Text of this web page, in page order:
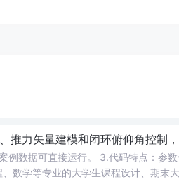
推力矢量建模和闭环俯仰角控制
工程、数学等专业的大学生课程设计、期末